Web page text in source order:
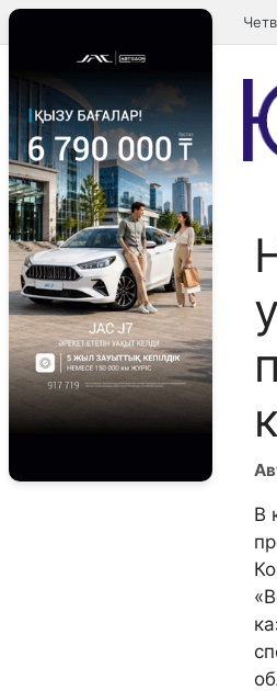
Перейти
к
содержимому
В